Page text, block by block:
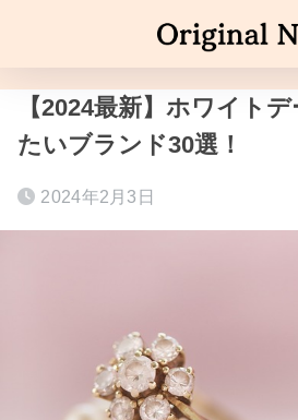
【2024最新】ホワイト
たいブランド30選！
2024年2月3日